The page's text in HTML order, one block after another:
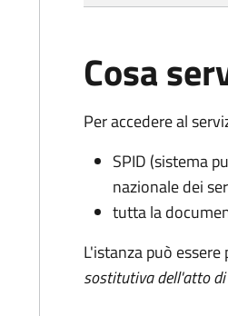
Cosa
Per accedere al
SPID (sistema
nazionale dei
tutta la
L'istanza può
sostitutiva dell'atto